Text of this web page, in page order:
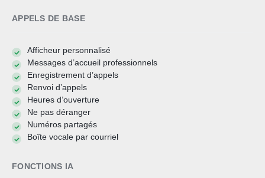
APPELS DE BASE
Afficheur personnalisé
Messages d’accueil professionnels
Enregistrement d’appels
Renvoi d’appels
Heures d’ouverture
Ne pas déranger
Numéros partagés
Boîte vocale par courriel
FONCTIONS IA